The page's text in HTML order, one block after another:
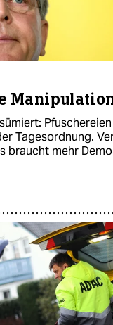
Pfuschereien
Tagesordnung.
braucht mehr